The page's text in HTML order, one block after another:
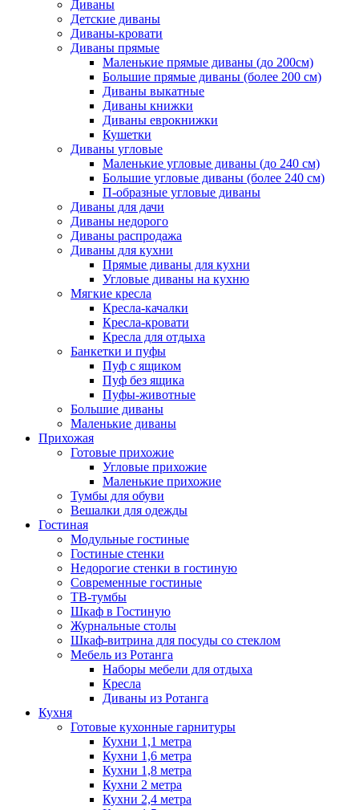
Диваны
Детские диваны
Диваны-кровати
Диваны прямые
Маленькие прямые диваны (до 200см)
Большие прямые диваны (более 200 см)
Диваны выкатные
Диваны книжки
Диваны еврокнижки
Кушетки
Диваны угловые
Маленькие угловые диваны (до 240 см)
Большие угловые диваны (более 240 см)
П-образные угловые диваны
Диваны для дачи
Диваны недорого
Диваны распродажа
Диваны для кухни
Прямые диваны для кухни
Угловые диваны на кухню
Мягкие кресла
Кресла-качалки
Кресла-кровати
Кресла для отдыха
Банкетки и пуфы
Пуф с ящиком
Пуф без ящика
Пуфы-животные
Большие диваны
Маленькие диваны
Прихожая
Готовые прихожие
Угловые прихожие
Маленькие прихожие
Тумбы для обуви
Вешалки для одежды
Гостиная
Модульные гостиные
Гостиные стенки
Недорогие стенки в гостиную
Современные гостиные
ТВ-тумбы
Шкаф в Гостиную
Журнальные столы
Шкаф-витрина для посуды со стеклом
Мебель из Ротанга
Наборы мебели для отдыха
Кресла
Диваны из Ротанга
Кухня
Готовые кухонные гарнитуры
Кухни 1,1 метра
Кухни 1,6 метра
Кухни 1,8 метра
Кухни 2 метра
Кухни 2,4 метра